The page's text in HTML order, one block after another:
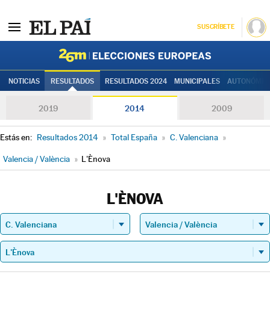
SUSCRÍBETE
NOTICIAS RESULTADOS RESULTADOS 2024 MUNICIPALES
2019 2014 2009
Estás en: Resultados 2014 » Total España » C. Valenciana »
Valencia / València » L'Ènova
L'ÈNOVA